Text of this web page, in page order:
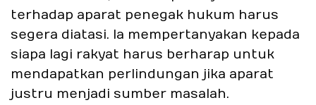
terhadap aparat penegak hukum harus
segera diatasi. Ia mempertanyakan kepada
siapa lagi rakyat harus berharap untuk
mendapatkan perlindungan jika aparat
justru menjadi sumber masalah.